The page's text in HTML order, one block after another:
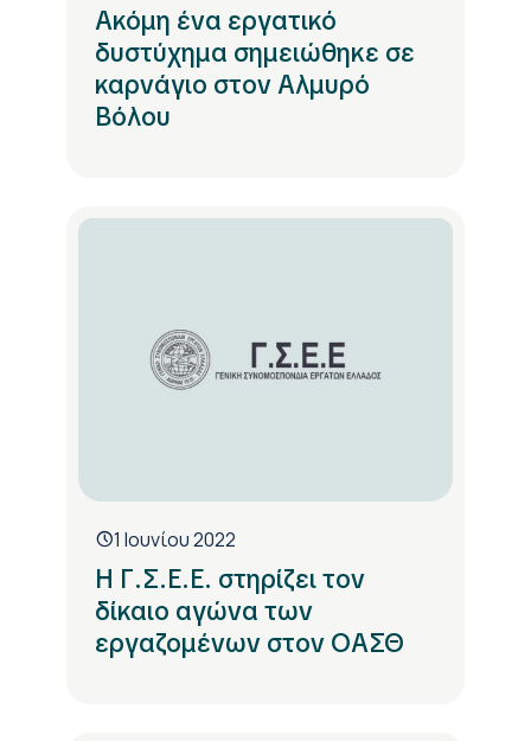
Ακόμη ένα εργατικό
δυστύχημα σημειώθηκε σε
καρνάγιο στον Αλμυρό
Βόλου
1 Ιουνίου 2022
Η Γ.Σ.Ε.Ε. στηρίζει τον
δίκαιο αγώνα των
εργαζομένων στον ΟΑΣΘ